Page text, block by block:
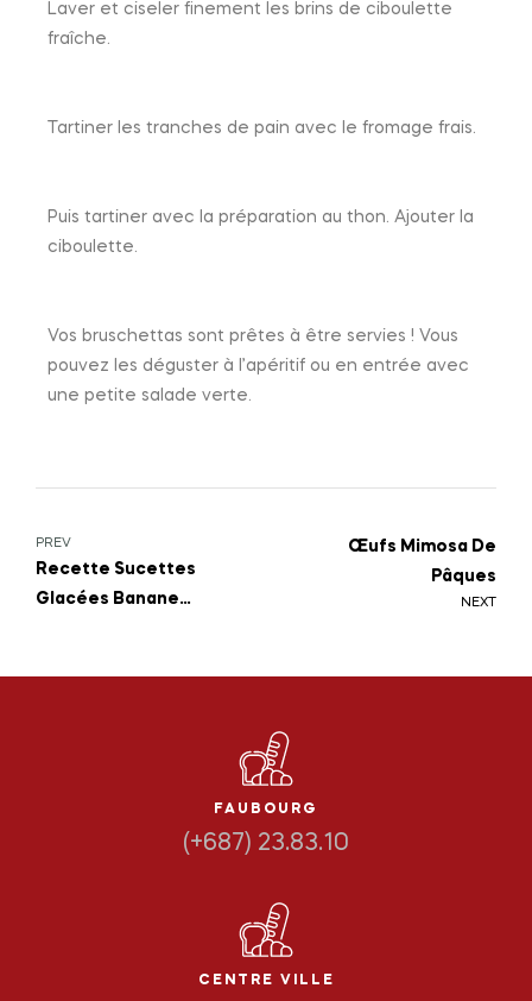
Laver et ciseler finement les brins de ciboulette
fraîche.
Tartiner les tranches de pain avec le fromage frais.
Puis tartiner avec la préparation au thon. Ajouter la
ciboulette.
Vos bruschettas sont prêtes à être servies ! Vous
pouvez les déguster à l’apéritif ou en entrée avec
une petite salade verte.
PREV
Recette Sucettes
Glacées Banane
NEXT
Œufs Mimosa De
Pâques
FAUBOURG
(+687) 23.83.10
CENTRE VILLE